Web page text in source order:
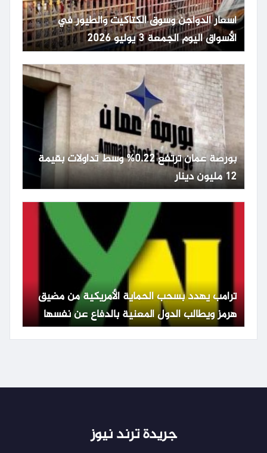
أسعار الدواجن وسوق الكتاكيت والطيور في
الأسواق اليوم الجمعة 3 يوليو 2026
بورصة عمان ترتفع 0.22% وسط تداولات بقيمة
12 مليون دينار
ترامب يهدد بسحب الحماية الأمريكية من مضيق
هرمز ويطالب الدول المعنية بالدفاع عن نفسها
جريدة ترند نيوز